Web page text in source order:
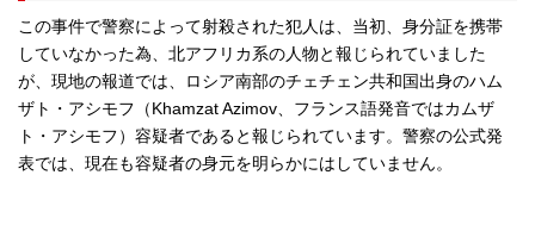
この事件で警察によって射殺された犯人は、当初、身分証を携帯
していなかった為、北アフリカ系の人物と報じられていました
が、現地の報道では、ロシア南部のチェチェン共和国出身のハム
ザト・アシモフ（Khamzat Azimov、フランス語発音ではカムザ
ト・アシモフ）容疑者であると報じられています。警察の公式発
表では、現在も容疑者の身元を明らかにはしていません。